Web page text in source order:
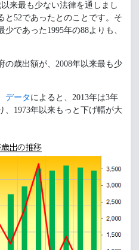
来最も少ない法律を通しまし
と52であったとのことです。そ
であった1995年の88よりも、
の歳出額が、2008年以来最も少
データ によると、2013年は3年
、1973年以来もっと下げ幅が大